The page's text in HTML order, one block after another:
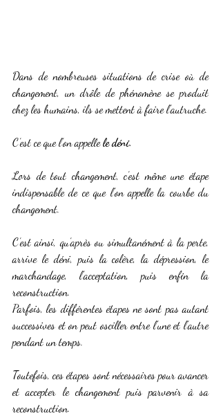
Dans de nombreuses situations de crise où de
changement, un drôle de phénomène se produit
chez les humains, ils se mettent à faire l’autruche.
C’est ce que l’on appelle le déni.
Lors de tout changement, c’est même une étape
indispensable de ce que l’on appelle la courbe du
changement.
C’est ainsi, qu’après ou simultanément à la perte,
arrive le déni, puis la colère, la dépression, le
marchandage, l’acceptation, puis enfin la
reconstruction.
Parfois, les différentes étapes ne sont pas autant
successives et on peut osciller entre l’une et l’autre
pendant un temps.
Toutefois, ces étapes sont nécessaires pour avancer
et accepter le changement puis parvenir à sa
reconstruction.